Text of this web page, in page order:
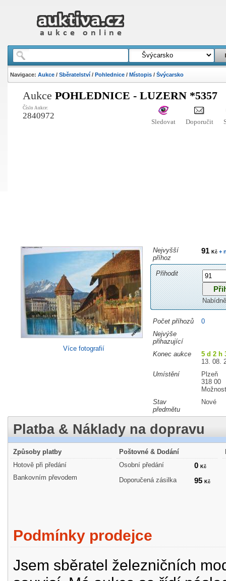
Navigace: Aukce/ Sběratelství/ Pohlednice/ Místopis/ Švýcarsko
Aukce POHLEDNICE - LUZERN *5357
Číslo Aukce:
2840972
Sledovat Doporučit
Více fotografií
Nejvyšší
příhoz
91 Kč+
Přihodit
Počet příhozů
0
Nejvýše
přihazující
Konec aukce
5 d 2 h
13. 08.
Umístění
Plzeň
318 00
Stav
předmětu
Nové
Platba & Náklady na dopravu
Způsoby platby
Hotově při předání
Bankovním převodem
Poštovné & Dodání
Osobní předání
0 Kč
Doporučená zásilka 95 Kč
Podmínky prodejce
Jsem sběratel železničních